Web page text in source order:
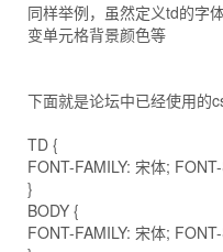
同样举例，虽然定义td的字
变单元格背景颜色等
下面就是论坛中已经使用的
TD {
FONT-FAMILY: 宋体;
}
BODY {
FONT-FAMILY: 宋体;